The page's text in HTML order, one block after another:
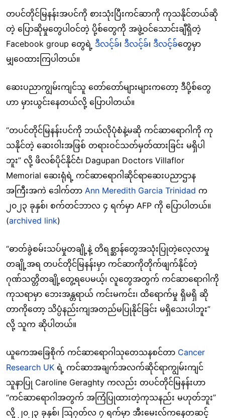
တပင်တိုင်မြနန်းအပင်ကို စားသုံးပြီးကင်ဆာကို ကုသနိုင်တယ်ဆို
တဲ့ ပြောဆိုမှုတွေပါဝင်တဲ့ ပို့စ်တွေကို အဖွဲ့ဝင်သောင်းချီရှိတဲ့
Facebook group တွေရဲ့ ဒီလင့်ခ်၊ ဒီလင့်ခ်၊ ဒီလင့်ခ်တွေမှာ
မျှဝေထားကြပါတယ်။
ဆေးပညာကျွမ်းကျင်သူ တော်တော်များများကတော့ ဒီပို့စ်တွေ
ဟာ မှားယွင်းနေတယ်လို့ ပြောပါတယ်။
“တပင်တိုင်မြနန်းပင်ကို ဘယ်လိုပုံစံနဲ့မဆို ကင်ဆာရောဂါကို ကု
သနိုင်တဲ့ ဆေးဝါးအဖြစ် တရားဝင်သတ်မှတ်ထားခြင်း မရှိပါ
ဘူး” လို့ ဖိလစ်ပိုင်နိုင်ငံ၊ Dagupan Doctors Villaflor
Memorial ဆေးရုံရဲ့ ကင်ဆာရောဂါဆိုင်ရာဆေးပညာဌာန
အကြီးအကဲ ဒေါက်တာ Ann Meredith Garcia Trinidad က
၂၀၂၃ ခုနှစ်၊ စက်တင်ဘာလ ၄ ရက်မှာ AFP ကို ပြောပါတယ်။
(archived link)
“ဓာတ်ခွဲစမ်းသပ်မှုတချို့နဲ့ တိရစ္ဆာန်တွေအသုံးပြုတဲ့လေ့လာမှု
တချို့အရ တပင်တိုင်မြနန်းမှာ ကင်ဆာကိုတိုက်ဖျက်နိုင်တဲ့
ဂုဏ်သတ္တိတချို့တွေ့ရပေမယ့်၊ လူတွေအတွက် ကင်ဆာရောဂါကို
ကုသရာမှာ ဘေးအန္တရာယ် ကင်းမကင်း၊ ထိရောက်မှု ရှိမရှိ ဆို
တာကိုတော့ သိပ္ပံနည်းကျအတည်မပြုနိုင်ခြင်း မရှိသေးပါဘူး”
လို့ သူက ဆိုပါတယ်။
ယူကေအခြေစိုက် ကင်ဆာရောဂါသုတေသနစင်တာ Cancer
Research UK ရဲ့ ကင်ဆာအချက်အလက်ဆိုင်ရာကျွမ်းကျင်
သူနာပြု Caroline Geraghty ကလည်း တပင်တိုင်မြနန်းဟာ
“ကင်ဆာရောဂါအတွက် အကြံပြုထားတဲ့ကုသနည်း မဟုတ်ဘူး”
လို့ ၂၀၂၃ ခုနှစ်၊ ဩဂုတ်လ ၇ ရက်မှာ အီးမေးလ်ကနေတဆင့်